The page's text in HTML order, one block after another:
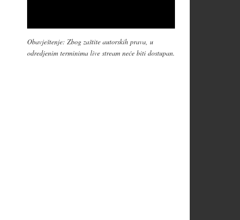
Obavještenje: Zbog zaštite autorskih prava, u
odredjenim terminima live stream neće biti dostupan.